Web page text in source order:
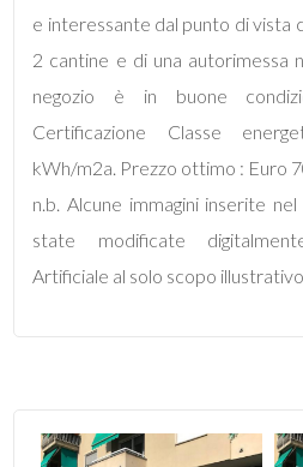
e interessante dal punto di vista
2 cantine e di una autorimessa
negozio è in buone
Certificazione Classe
kWh/m2a. Prezzo ottimo : Euro
n.b. Alcune immagini inserite
state modificate
Artificiale al solo scopo
Locali
Qualsiasi
1
2
5